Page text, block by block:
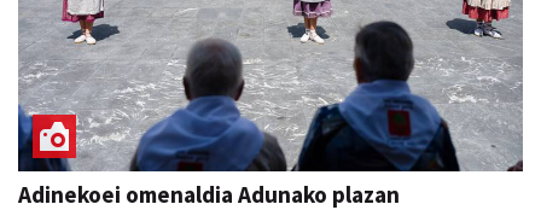
Adinekoei omenaldia Adunako plazan